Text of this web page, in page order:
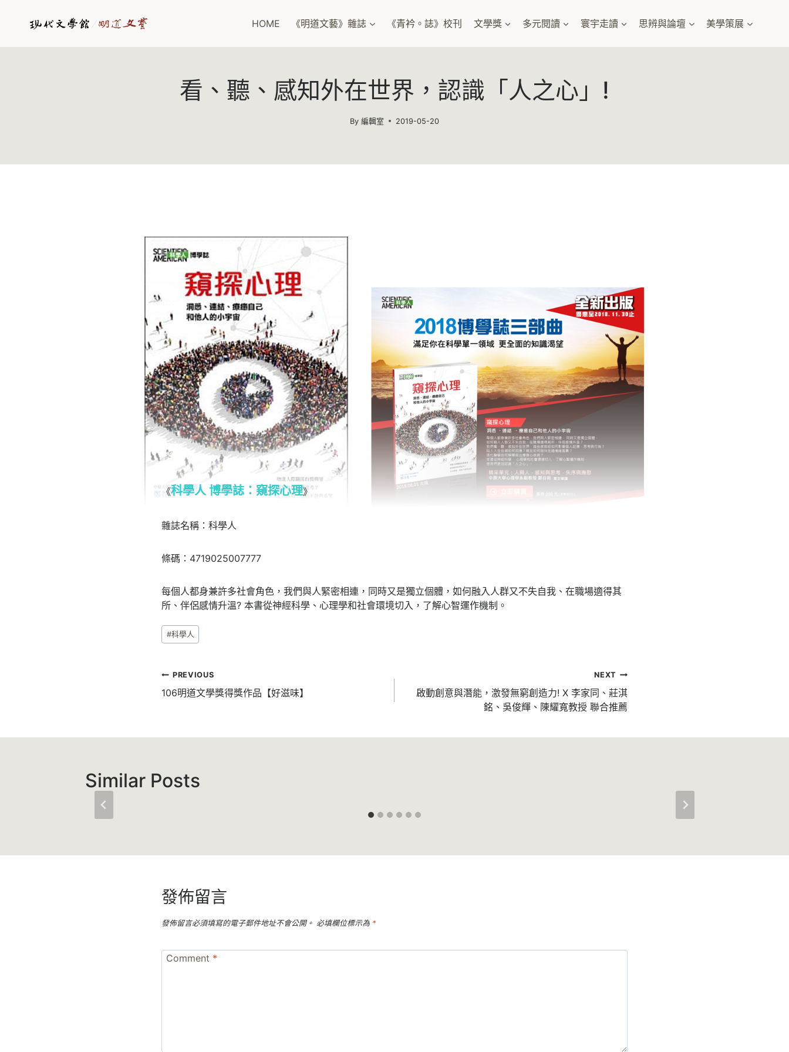
HOME 《明道文藝》雜誌 《青衿。誌》校刊 文學獎 多元閱讀 寰宇走讀 思辨與論壇 美學策展
看、聽、感知外在世界，認識「人之心」!
By 編輯室 2019-05-20
《科學人 博學誌：窺探心理》
雜誌名稱：科學人
條碼：4719025007777
每個人都身兼許多社會角色，我們與人緊密相連，同時又是獨立個體，如何融入人群又不失自我、在職場適得其
所、伴侶感情升溫? 本書從神經科學、心理學和社會環境切入，了解心智運作機制。
Post
Tags:
#科學人
文
章
覽
PREVIOUS
106明道文學獎得獎作品【好滋味】
NEXT
啟動創意與潛能，激發無窮創造力! X 李家同、莊淇
銘、吳俊輝、陳耀寬教授 聯合推薦
Similar Posts
發佈留言
發佈留言必須填寫的電子郵件地址不會公開。 必填欄位標示為 *
Comment *